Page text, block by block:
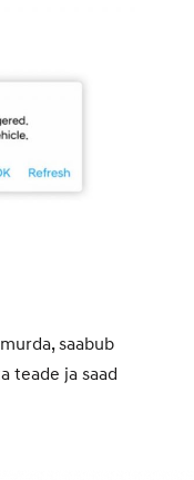
saabub
teade ja saad